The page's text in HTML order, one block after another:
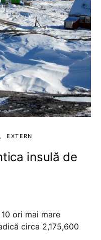
EXTERN
insulă de
ori mai mare
circa 2,175,600